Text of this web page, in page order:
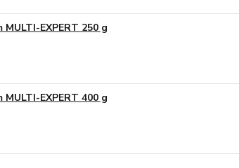
MULTI-EXPERT 250 g
MULTI-EXPERT 400 g